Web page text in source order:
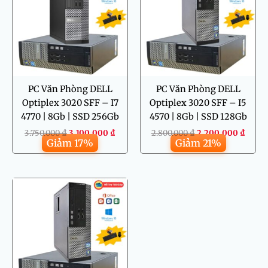
PC Văn Phòng DELL
Optiplex 3020 SFF – I7
4770 | 8Gb | SSD 256Gb
3.750.000₫3.100.000 ₫
Giảm 17%
3.100.000 ₫.
PC Văn Phòng DELL
Optiplex 3020 SFF – I5
4570 | 8Gb | SSD 128Gb
2.800.000₫2.200.000 ₫
Giảm 21%
Giá
là:
5.500.000 ₫.
Giá
hiện
tại
là:
3.500.000 ₫.